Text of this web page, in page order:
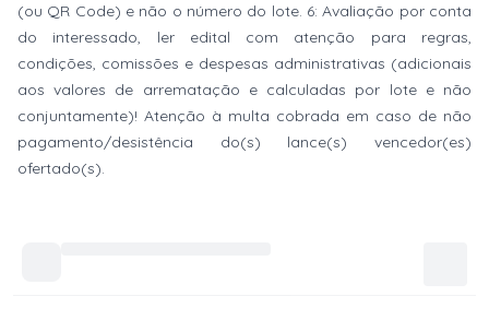
(ou QR Code) e não o número do lote. 6: Avaliação por conta
do interessado, ler edital com atenção para regras,
condições, comissões e despesas administrativas (adicionais
aos valores de arrematação e calculadas por lote e não
conjuntamente)! Atenção à multa cobrada em caso de não
pagamento/desistência do(s) lance(s) vencedor(es)
ofertado(s).